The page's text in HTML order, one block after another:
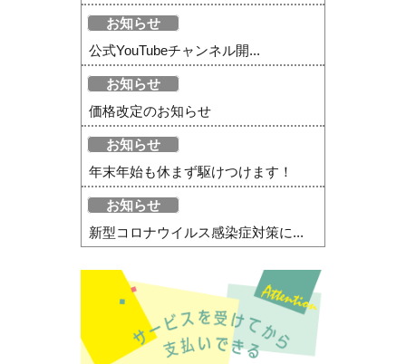
お知らせ
公式YouTubeチャンネル開...
お知らせ
価格改定のお知らせ
お知らせ
年末年始も休まず駆けつけます！
お知らせ
新型コロナウイルス感染症対策に...